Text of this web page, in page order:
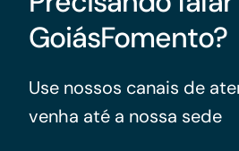
GoiásFomento?
Use nossos canais de
venha até a nossa sede